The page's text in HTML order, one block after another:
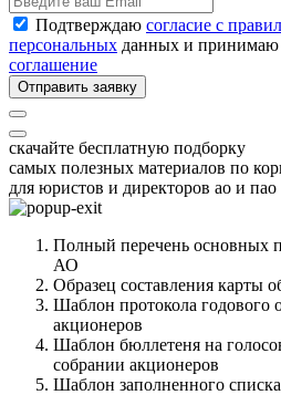
Подтверждаю согласие с
персональных данных и принимаю
соглашение
Отправить заявку
скачайте бесплатную подборку
самых полезных материалов по
для юристов и директоров ао и пао
Полный перечень основных
АО
Образец составления карты
Шаблон протокола годового
акционеров
Шаблон бюллетеня на
собрании акционеров
Шаблон заполненного